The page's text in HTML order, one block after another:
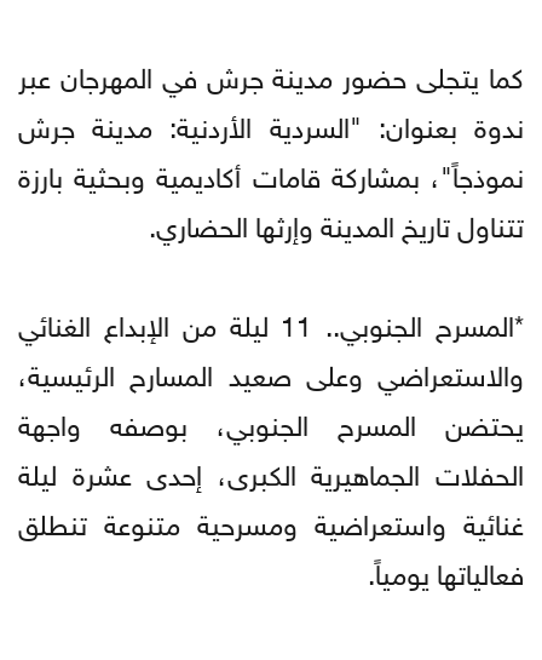
كما يتجلى حضور مدينة جرش في المهرجان عبر
ندوة بعنوان: "السردية الأردنية: مدينة جرش
نموذجاً"، بمشاركة قامات أكاديمية وبحثية بارزة
تتناول تاريخ المدينة وإرثها الحضاري.
*المسرح الجنوبي.. 11 ليلة من الإبداع الغنائي
والاستعراضي وعلى صعيد المسارح الرئيسية،
يحتضن المسرح الجنوبي، بوصفه واجهة
الحفلات الجماهيرية الكبرى، إحدى عشرة ليلة
غنائية واستعراضية ومسرحية متنوعة تنطلق
فعالياتها يومياً.